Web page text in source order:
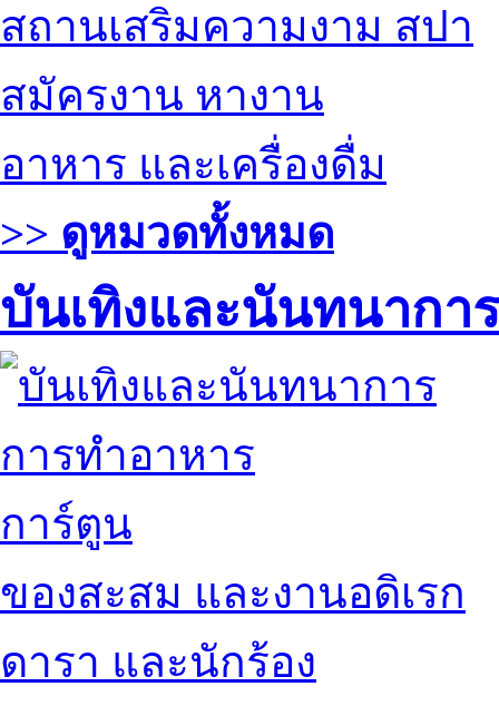
สถานเสริมความงาม สปา
สมัครงาน หางาน
อาหาร และเครื่องดื่ม
>> ดูหมวดทั้งหมด
บันเทิงและนันทนาการ
การทำอาหาร
การ์ตูน
ของสะสม และงานอดิเรก
ดารา และนักร้อง